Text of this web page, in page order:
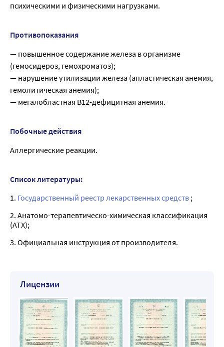
психическими и физическими нагрузками.
Противопоказания
— повышенное содержание железа в организме
(гемосидероз, гемохроматоз);
— нарушение утилизации железа (апластическая анемия,
гемолитическая анемия);
— мегалобластная B12-дефицитная анемия.
Побочные действия
Аллергические реакции.
Список литературы:
1. Государственный реестр лекарственных средств ;
2. Анатомо-терапевтическо-химическая классификация
(ATX);
3. Официальная инструкция от производителя.
Лицензии